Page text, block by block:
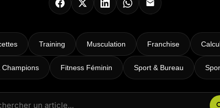
Booty Shape
Zumba Kids
Danse Kids
Training Musculation Franchise
Champions Fitness Féminin Sport & Bureau